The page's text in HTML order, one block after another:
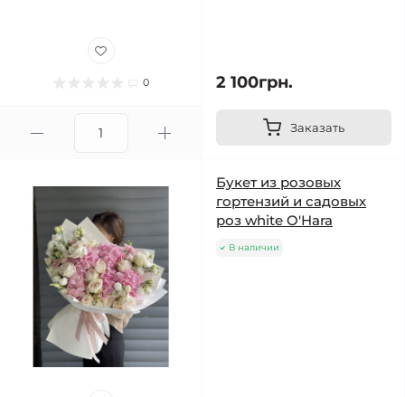
0 2 100грн.
Заказать
Букет из розовых
гортензий и садовых
роз white O'Hara
В наличии